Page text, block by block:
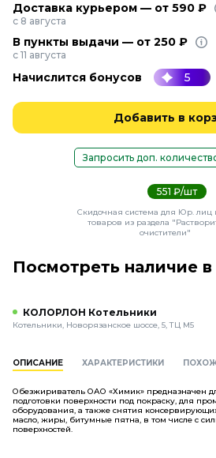
Доставка курьером — от 590 ₽
с 8 августа
В пункты выдачи — от 250 ₽
с 11 августа
Начислится бонусов 5
Добавить в
Запросить доп.
551 ₽/шт
Скидочная система для Юр. лиц
товаров из раздела
очистители"
Посмотреть наличие в
КОЛОРЛОН Котельники
Котельники, Новорязанское шоссе, 5, ТЦ М5
ОПИСАНИЕ ХАРАКТЕРИСТИКИ
Обезжириватель ОАО «Химик» предназначен
подготовки поверхности под покраску, для
оборудования, а также снятия
масло, жиры, битумные пятна, в том числе с
поверхностей.